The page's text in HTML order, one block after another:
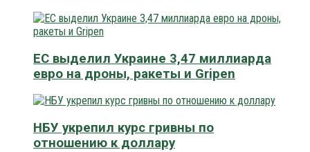
ЕС выделил Украине 3,47 миллиарда
евро на дроны, ракеты и Gripen
НБУ укрепил курс гривны по
отношению к доллару